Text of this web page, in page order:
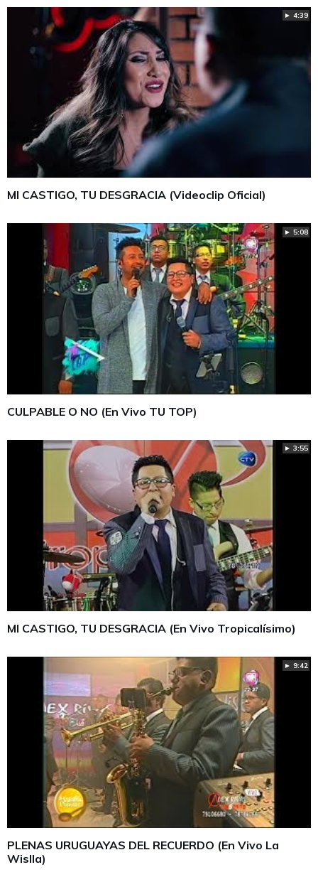
► 4:39
MI CASTIGO, TU DESGRACIA (Videoclip Oficial)
► 5:08
CULPABLE O NO (En Vivo TU TOP)
► 3:55
MI CASTIGO, TU DESGRACIA (En Vivo Tropicalísimo)
► 9:42
PLENAS URUGUAYAS DEL RECUERDO (En Vivo La
Wislla)